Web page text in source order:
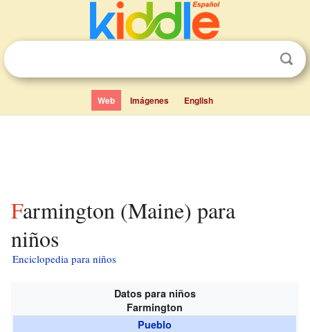
Web Imágenes English
Farmington (Maine) para
niños
Enciclopedia para niños
Datos para niños
Farmington
Pueblo